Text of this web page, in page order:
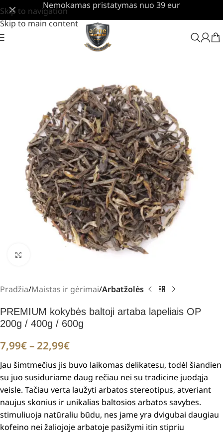
Skip to navigation
Skip to main content
Nemokamas pristatymas nuo 39 eur
Pradžia Maistas ir gėrimai Arbatžolės
PREMIUM kokybės baltoji artaba lapeliais OP
200g / 400g / 600g
7,99€– 22,99€
Jau šimtmečius jis buvo laikomas delikatesu, todėl šiandien
su juo susiduriame daug rečiau nei su tradicine juodąja
veisle. Tačiau verta laužyti arbatos stereotipus, atveriant
naujus skonius ir unikalias baltosios arbatos savybes.
stimuliuoja natūraliu būdu, nes jame yra dvigubai daugiau
kofeino nei žaliojoje arbatoje pasižymi itin stipriu